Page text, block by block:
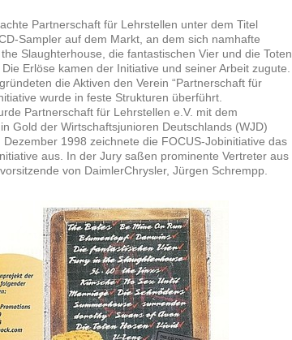
Partnerschaft für Lehrstellen unter dem Titel
Sampler auf dem Markt, an dem sich namhafte
Slaughterhouse, die fantastischen Vier und die Toten
Erlöse kamen der Initiative und seiner Arbeit zugute.
die Aktiven den Verein “Partnerschaft für
wurde in feste Strukturen überführt.
Partnerschaft für Lehrstellen e.V. mit dem
Gold der Wirtschaftsjunioren Deutschlands (WJD)
1998 zeichnete die FOCUS-Jobinitiative das
aus. In der Jury saßen prominente Vertreter aus
von DaimlerChrysler, Jürgen Schrempp.